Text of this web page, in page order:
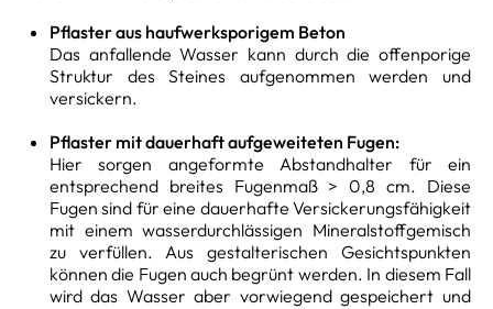
Pflaster aus haufwerksporigem Beton
Das anfallende Wasser kann durch die offenporige
Struktur des Steines aufgenommen werden und
versickern.
Pflaster mit dauerhaft aufgeweiteten Fugen:
Hier sorgen angeformte Abstandhalter für ein
entsprechend breites Fugenmaß > 0,8 cm. Diese
Fugen sind für eine dauerhafte Versickerungsfähigkeit
mit einem wasserdurchlässigen Mineralstoffgemisch
zu verfüllen. Aus gestalterischen Gesichtspunkten
können die Fugen auch begrünt werden. In diesem Fall
wird das Wasser aber vorwiegend gespeichert und